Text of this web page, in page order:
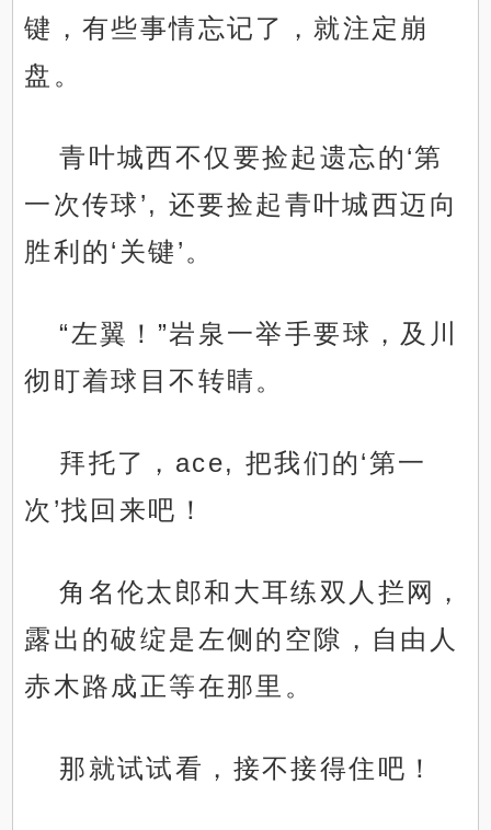
键，有些事情忘记了，就注定崩
盘。
青叶城西不仅要捡起遗忘的‘第
一次传球’, 还要捡起青叶城西迈向
胜利的‘关键’。
“左翼！”岩泉一举手要球，及川
彻盯着球目不转睛。
拜托了，ace, 把我们的‘第一
次’找回来吧！
角名伦太郎和大耳练双人拦网，
露出的破绽是左侧的空隙，自由人
赤木路成正等在那里。
那就试试看，接不接得住吧！